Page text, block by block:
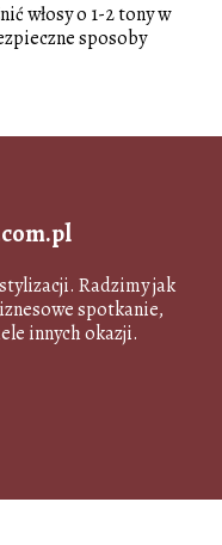
włosy o 1-2 tony w
sposoby
Radzimy jak
spotkanie,
innych okazji.